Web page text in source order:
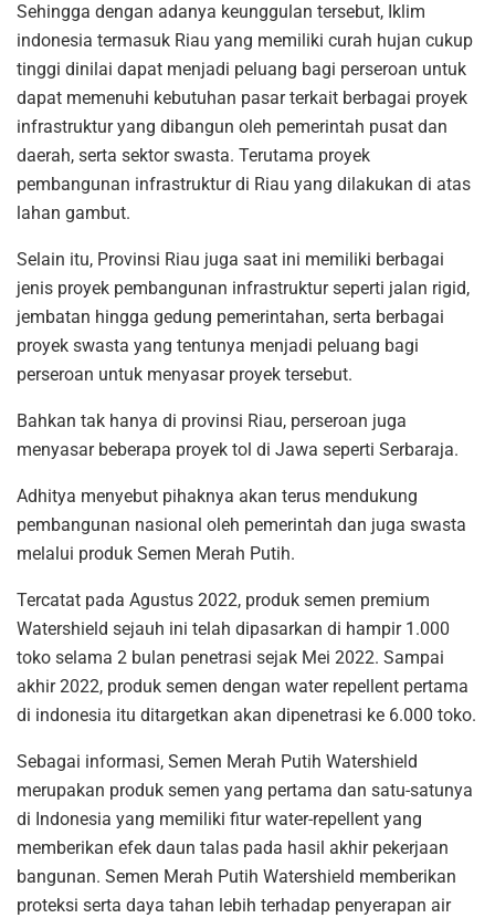
Sehingga dengan adanya keunggulan tersebut, Iklim
indonesia termasuk Riau yang memiliki curah hujan cukup
tinggi dinilai dapat menjadi peluang bagi perseroan untuk
dapat memenuhi kebutuhan pasar terkait berbagai proyek
infrastruktur yang dibangun oleh pemerintah pusat dan
daerah, serta sektor swasta. Terutama proyek
pembangunan infrastruktur di Riau yang dilakukan di atas
lahan gambut.
Selain itu, Provinsi Riau juga saat ini memiliki berbagai
jenis proyek pembangunan infrastruktur seperti jalan rigid,
jembatan hingga gedung pemerintahan, serta berbagai
proyek swasta yang tentunya menjadi peluang bagi
perseroan untuk menyasar proyek tersebut.
Bahkan tak hanya di provinsi Riau, perseroan juga
menyasar beberapa proyek tol di Jawa seperti Serbaraja.
Adhitya menyebut pihaknya akan terus mendukung
pembangunan nasional oleh pemerintah dan juga swasta
melalui produk Semen Merah Putih.
Tercatat pada Agustus 2022, produk semen premium
Watershield sejauh ini telah dipasarkan di hampir 1.000
toko selama 2 bulan penetrasi sejak Mei 2022. Sampai
akhir 2022, produk semen dengan water repellent pertama
di indonesia itu ditargetkan akan dipenetrasi ke 6.000 toko.
Sebagai informasi, Semen Merah Putih Watershield
merupakan produk semen yang pertama dan satu-satunya
di Indonesia yang memiliki fitur water-repellent yang
memberikan efek daun talas pada hasil akhir pekerjaan
bangunan. Semen Merah Putih Watershield memberikan
proteksi serta daya tahan lebih terhadap penyerapan air